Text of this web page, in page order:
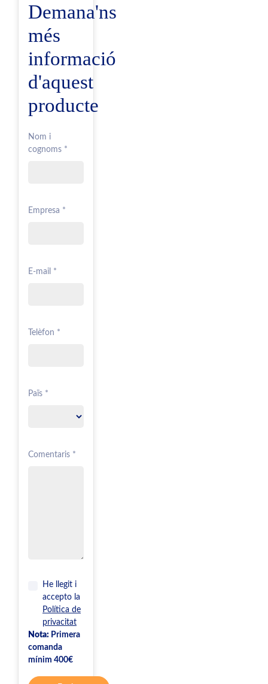
Demana'ns
més
informació
d'aquest
producte
Nom i
cognoms *
Empresa *
E-mail *
Telèfon *
Païs *
Comentaris *
He llegit i
accepto la
Política de
privacitat
Nota: Primera
comanda
mínim 400€